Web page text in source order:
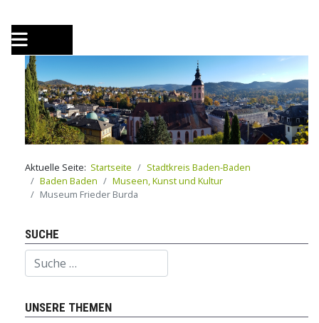
Aktuelle Seite: Startseite
Stadtkreis Baden-Baden
Baden Baden
Museen, Kunst und Kultur
Museum Frieder Burda
SUCHE
Suchen
UNSERE THEMEN